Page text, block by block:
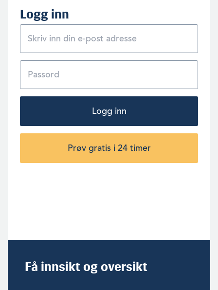
Logg inn
Logg inn
Prøv gratis i 24 timer
Få innsikt og oversikt